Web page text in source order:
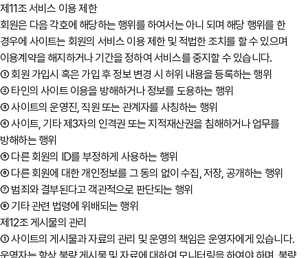
제11조 서비스 이용 제한
회원은 다음 각호에 해당하는 행위를 하여서는 아니 되며 해당 행위를 한
경우에 사이트는 회원의 서비스 이용 제한 및 적법한 조치를 할 수 있으며
이용계약을 해지하거나 기간을 정하여 서비스를 중지할 수 있습니다.
① 회원 가입시 혹은 가입 후 정보 변경 시 허위 내용을 등록하는 행위
② 타인의 사이트 이용을 방해하거나 정보를 도용하는 행위
③ 사이트의 운영진, 직원 또는 관계자를 사칭하는 행위
④ 사이트, 기타 제3자의 인격권 또는 지적재산권을 침해하거나 업무를
방해하는 행위
⑤ 다른 회원의 ID를 부정하게 사용하는 행위
⑥ 다른 회원에 대한 개인정보를 그 동의 없이 수집, 저장, 공개하는 행위
⑦ 범죄와 결부된다고 객관적으로 판단되는 행위
⑧ 기타 관련 법령에 위배되는 행위
제12조 게시물의 관리
① 사이트의 게시물과 자료의 관리 및 운영의 책임은 운영자에게 있습니다.